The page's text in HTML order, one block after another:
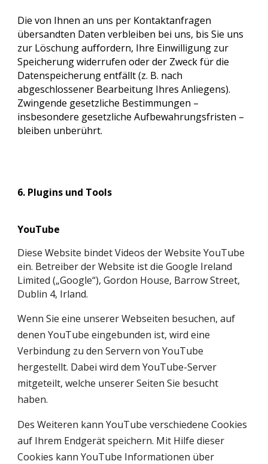
Die von Ihnen an uns per Kontaktanfragen
übersandten Daten verbleiben bei uns, bis Sie uns
zur Löschung auffordern, Ihre Einwilligung zur
Speicherung widerrufen oder der Zweck für die
Datenspeicherung entfällt (z. B. nach
abgeschlossener Bearbeitung Ihres Anliegens).
Zwingende gesetzliche Bestimmungen –
insbesondere gesetzliche Aufbewahrungsfristen –
bleiben unberührt.
6. Plugins und Tools
YouTube
Diese Website bindet Videos der Website YouTube
ein. Betreiber der Website ist die Google Ireland
Limited („Google“), Gordon House, Barrow Street,
Dublin 4, Irland.
Wenn Sie eine unserer Webseiten besuchen, auf
denen YouTube eingebunden ist, wird eine
Verbindung zu den Servern von YouTube
hergestellt. Dabei wird dem YouTube-Server
mitgeteilt, welche unserer Seiten Sie besucht
haben.
Des Weiteren kann YouTube verschiedene Cookies
auf Ihrem Endgerät speichern. Mit Hilfe dieser
Cookies kann YouTube Informationen über